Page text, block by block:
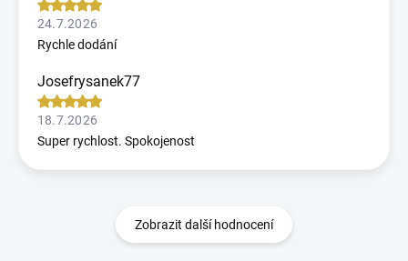
24.7.2026
Rychle dodání
Josefrysanek77
18.7.2026
Super rychlost. Spokojenost
Zobrazit další hodnocení